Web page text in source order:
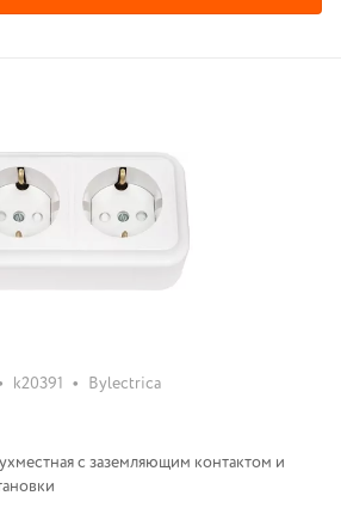
k20391 • Bylectrica
с заземляющим контактом и